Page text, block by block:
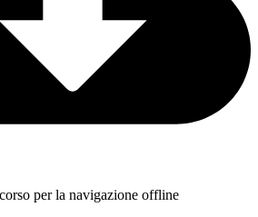
per la navigazione offline